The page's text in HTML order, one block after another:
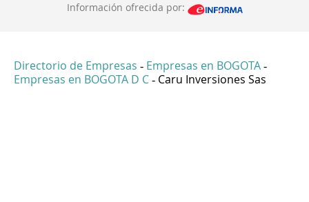
Información ofrecida por:
Directorio de Empresas - Empresas en BOGOTA -
Empresas en BOGOTA D C - Caru Inversiones Sas